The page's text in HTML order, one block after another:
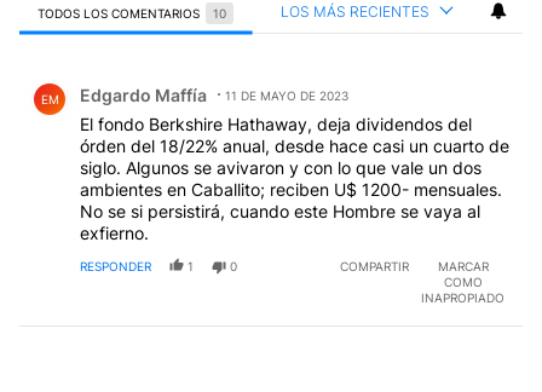
TODOS LOS COMENTARIOS 10 LOS MÁS RECIENTES
EM Edgardo Maffía 11 DE MAYO DE 2023
El fondo Berkshire Hathaway, deja dividendos del
órden del 18/22% anual, desde hace casi un cuarto de
siglo. Algunos se avivaron y con lo que vale un dos
ambientes en Caballito; reciben U$ 1200- mensuales.
No se si persistirá, cuando este Hombre se vaya al
exfierno.
RESPONDER 1 0 COMPARTIR
MARCAR
COMO
INAPROPIADO